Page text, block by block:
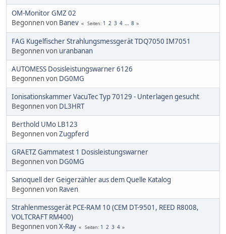
OM-Monitor GMZ 02
Begonnen von Banev Seiten 1 2 3 4 ... 8
FAG Kugelfischer Strahlungsmessgerät TDQ7050 IM7051
Begonnen von uranbanan
AUTOMESS Dosisleistungswarner 6126
Begonnen von DG0MG
Ionisationskammer VacuTec Typ 70129 - Unterlagen gesucht
Begonnen von DL3HRT
Berthold UMo LB123
Begonnen vonZugpferd
GRAETZ Gammatest 1 Dosisleistungswarner
Begonnen von DG0MG
Sanoquell der Geigerzähler aus dem Quelle Katalog
Begonnen von Raven
Strahlenmessgerät PCE-RAM 10 (CEM DT-9501, REED R8008,
VOLTCRAFT RM400)
Begonnen vonX-Ray Seiten 1 2 3 4